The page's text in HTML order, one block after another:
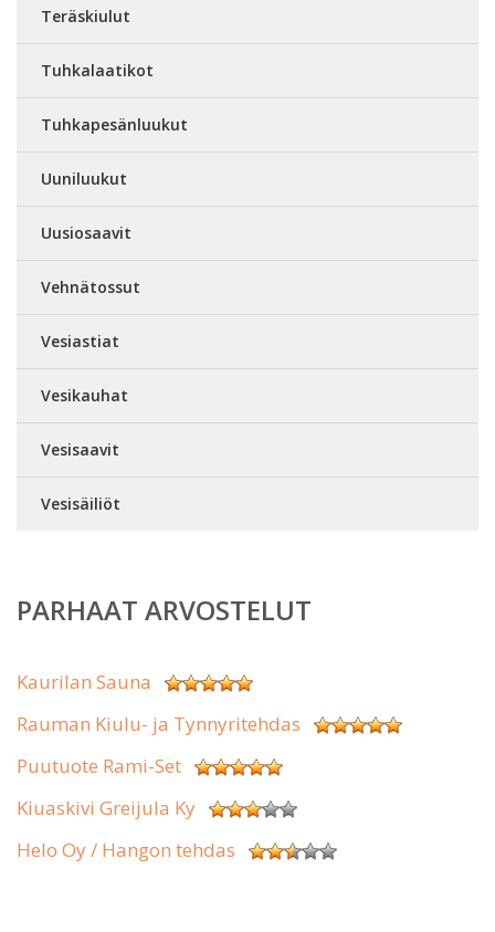
Teräskiulut
Tuhkalaatikot
Tuhkapesänluukut
Uuniluukut
Uusiosaavit
Vehnätossut
Vesiastiat
Vesikauhat
Vesisaavit
Vesisäiliöt
PARHAAT ARVOSTELUT
Kaurilan Sauna
Rauman Kiulu- ja Tynnyritehdas
Puutuote Rami-Set
Kiuaskivi Greijula Ky
Helo Oy / Hangon tehdas